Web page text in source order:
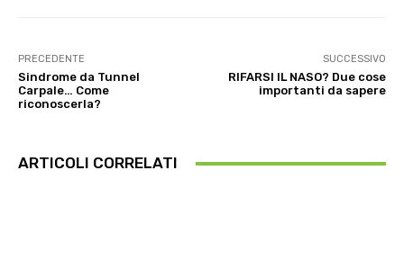
PRECEDENTE
Sindrome da Tunnel
Carpale… Come
riconoscerla?
SUCCESSIVO
RIFARSI IL NASO? Due cose
importanti da sapere
ARTICOLI CORRELATI